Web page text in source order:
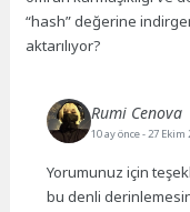
“hash” değerine
aktarılıyor?
Rumi Cenova
10 ay önce- 27 Ekim
Yorumunuz için
bu denli